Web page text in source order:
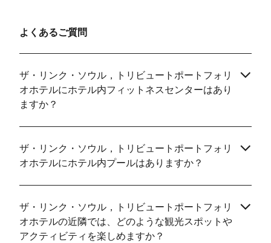
よくあるご質問
ザ・リンク・ソウル，トリビュートポートフォリ
オホテルにホテル内フィットネスセンターはあり
ますか？
ザ・リンク・ソウル，トリビュートポートフォリ
オホテルにホテル内プールはありますか？
ザ・リンク・ソウル，トリビュートポートフォリ
オホテルの近隣では、どのような観光スポットや
アクティビティを楽しめますか？